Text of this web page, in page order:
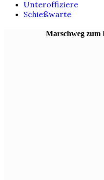
Unteroffiziere
Schießwarte
Marschweg zum